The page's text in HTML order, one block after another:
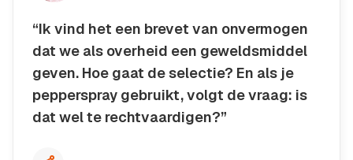
“Ik vind het een brevet van onvermogen
dat we als overheid een geweldsmiddel
geven. Hoe gaat de selectie? En als je
pepperspray gebruikt, volgt de vraag: is
dat wel te rechtvaardigen?”
Kopieer quote